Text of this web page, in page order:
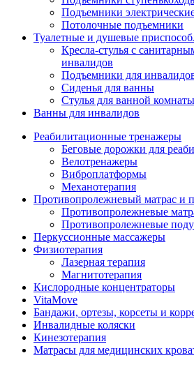
Подъемники
Потолочные подъемники
Туалетные и душевые
Кресла-стулья с
инвалидов
Подъемники для
Сиденья для ванны
Стулья для ванной комнаты
Ванны для инвалидов
Реабилитационные тренажеры
Беговые дорожки для
Велотренажеры
Виброплатформы
Механотерапия
Противопролежневый матрас и
Противопролежневые
Противопролежневые
Перкуссионные массажеры
Физиотерапия
Лазерная терапия
Магнитотерапия
Кислородные концентраторы
VitaMove
Бандажи, ортезы, корсеты и
Инвалидные коляски
Кинезотерапия
Матрасы для медицинских